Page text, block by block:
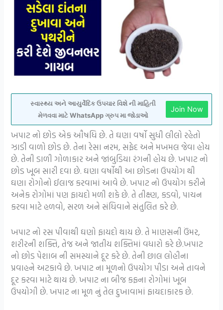
સ્વાસ્થ્ય અને આયુર્વેદિક ઉપચાર વિશે ની માહિતી
મેળવવા માટે WhatsApp ગ્રુપ મા જોડાઓ
Join Now
ખપાટ નો છોડ એક ઔષધિ છે. તે ઘણા વર્ષો સુધી લીલો રહેતો
ઝાડી વાળો છોડ છે. તેના રેસા નરમ, સફેદ અને મખમલ જેવા હોય
છે. તેની ડાળી ગોળાકાર અને જાંબુડિયા રંગની હોય છે. ખપાટ નો
છોડ ખૂબ સારી દવા છે. ઘણા વર્ષોથી આ છોડના ઉપયોગ થી
ઘણા રોગોનો ઈલાજ કરવામાં આવે છે. ખપાટ નો ઉપયોગ કરીને
અનેક રોગોમાં પણ ફાયદો મળી શકે છે. તે તીક્ષ્ણ, કડવો, પાચન
કરવા માટે હળવો, સરળ અને સંધિવાને સંતુલિત કરે છે.
ખપાટ નો રસ પીવાથી ઘણો ફાયદો થાય છે. તે માણસની ઉંમર,
શરીરની શક્તિ, તેજ અને જાતીય શક્તિમાં વધારો કરે છે.ખપાટ
નો છોડ પેશાબ ની સમસ્યાને દૂર કરે છે. તેની છાલ લોહીના
પ્રવાહને અટકાવે છે. ખપાટ ના મૂળનો ઉપયોગ પીડા અને તાવને
દૂર કરવા માટે થાય છે. ખપાટ ના બીજ કફના રોગોમાં ખૂબ
ઉપયોગી છે. ખપાટ ના મૂળ નું તેલ દુખાવામાં ફાયદાકારક છે.